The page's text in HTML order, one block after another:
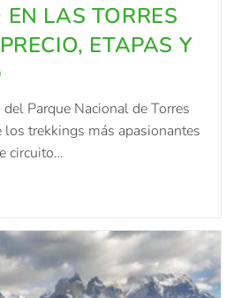
EN LAS TORRES
ETAPAS Y
Parque Nacional de Torres
los trekkings más apasionantes
circuito…